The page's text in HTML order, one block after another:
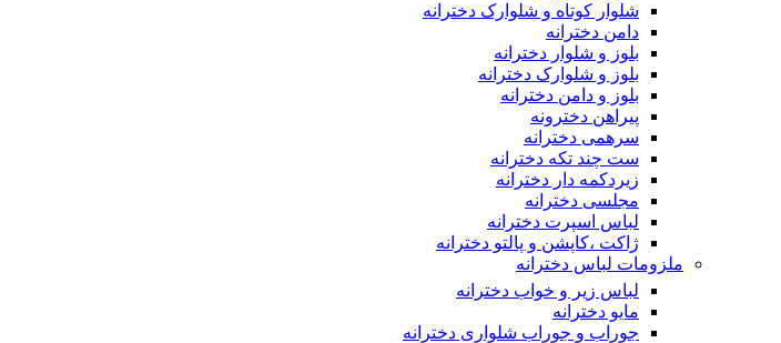
شلوار کوتاه و شلوارک دخترانه
دامن دخترانه
بلوز و شلوار دخترانه
بلوز و شلوارک دخترانه
بلوز و دامن دخترانه
پیراهن دخترونه
سرهمی دخترانه
ست چند تکه دخترانه
زیردکمه دار دخترانه
مجلسی دخترانه
لباس اسپرت دخترانه
ژاکت ،کاپشن و پالتو دخترانه
ملزومات لباس دخترانه
لباس زیر و خواب دخترانه
مایو دخترانه
جوراب و جوراب شلواری دخترانه